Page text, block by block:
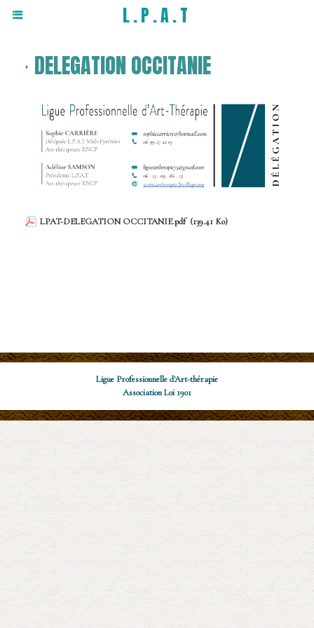
L.P.A.T
DELEGATION OCCITANIE
LPAT-DELEGATION OCCITANIE.pdf (139.41 Ko)
Ligue Professionnelle d'Art-thérapie
Association Loi 1901